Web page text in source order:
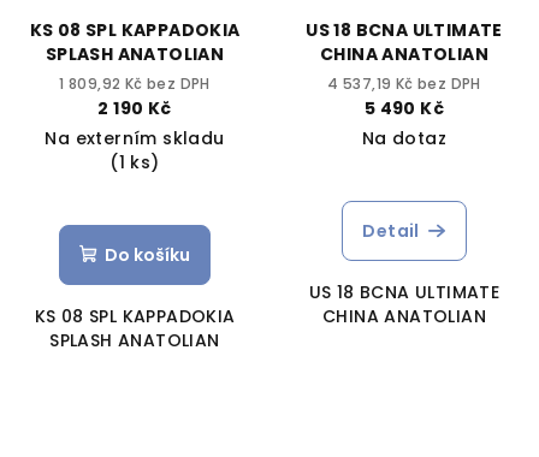
KS 08 SPL KAPPADOKIA
SPLASH ANATOLIAN
1 809,92 Kč bez DPH
2 190 Kč
Na externím skladu
(1 ks)
Do košíku
KS 08 SPL KAPPADOKIA
SPLASH ANATOLIAN
US 18 BCNA ULTIMATE
CHINA ANATOLIAN
4 537,19 Kč bez DPH
5 490 Kč
Na dotaz
Detail
US 18 BCNA ULTIMATE
CHINA ANATOLIAN